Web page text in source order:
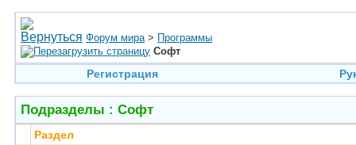
Форум мира > Программы
Софт
Регистрация
Подразделы : Софт
Раздел